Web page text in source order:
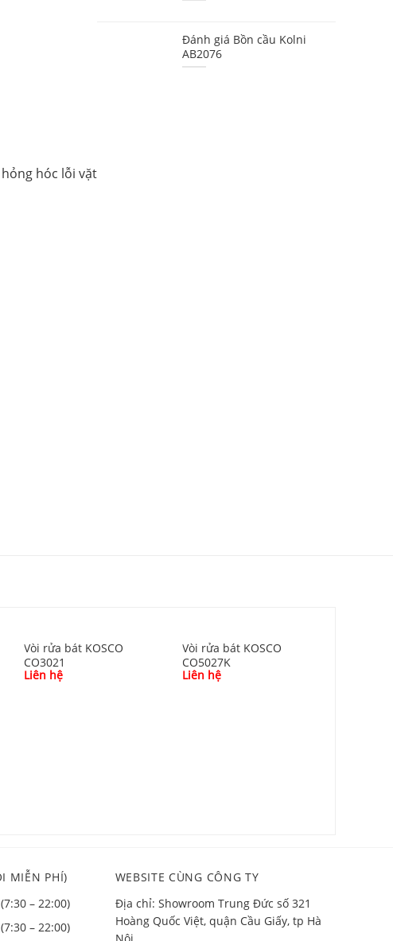
hóc lỗi vặt
Đánh giá Bồn cầu Kolni
AB2076
Vòi rửa bát KOSCO
CO3021
Liên hệ
Vòi rửa bát KOSCO
CO5027K
Liên hệ
MIỄN PHÍ)
(7:30 – 22:00)
(7:30 – 22:00)
WEBSITE CÙNG CÔNG TY
Địa chỉ: Showroom Trung Đức số 321
Hoàng Quốc Việt, quận Cầu Giấy, tp Hà